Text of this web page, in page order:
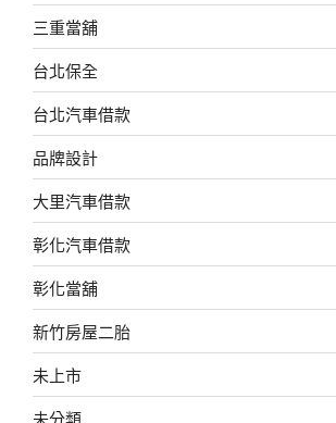
三重當舖
台北保全
台北汽車借款
品牌設計
大里汽車借款
彰化汽車借款
彰化當舖
新竹房屋二胎
未上市
未分類